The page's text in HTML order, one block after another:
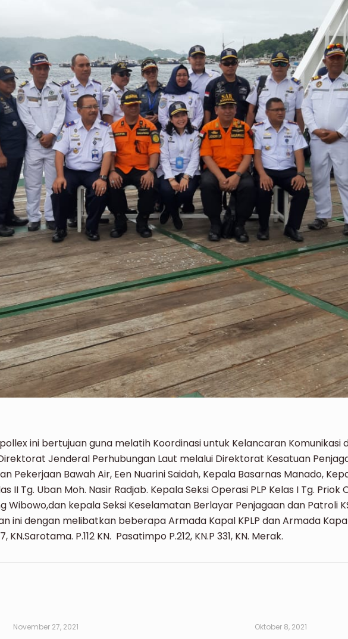
ini bertujuan guna melatih Koordinasi untuk Kelancaran Komunikasi
Jenderal Perhubungan Laut melalui Direktorat Kesatuan
Pekerjaan Bawah Air, Een Nuarini Saidah, Kepala Basarnas Manado,
II Tg. Uban Moh. Nasir Radjab. Kepala Seksi Operasi PLP Kelas I Tg.
Wibowo,dan kepala Seksi Keselamatan Berlayar Penjagaan dan Patroli
ini dengan melibatkan beberapa Armada Kapal KPLP dan Armada
KN.Sarotama. P.112 KN. Pasatimpo P.212, KN.P 331, KN. Merak.
November 27, 2021 Oktober 8, 2021